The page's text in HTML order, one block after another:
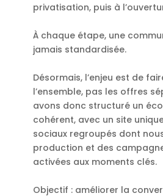
privatisation, puis à
À chaque étape, une
jamais standardisée.
Désormais, l’enjeu est de
l’ensemble, pas les offres
avons donc structuré un
cohérent, avec un site
sociaux regroupés dont
production et des
activées aux moments clés.
Objectif : améliorer la